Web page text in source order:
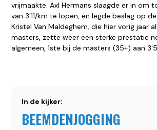
vrijmaakte. Axl Hermans slaagde er in om
van 3'11/km te lopen, en legde beslag op
Kristel Van Maldeghem, die hier vorig jaar
masters, zette weer een sterke prestatie
algemeen, 1ste bij de masters (35+) aan
In de kijker:
BEEMDENJOGGING